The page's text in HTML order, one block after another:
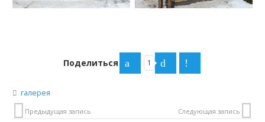
Поделиться 1
галерея
Предыдущая запись Следующая запись